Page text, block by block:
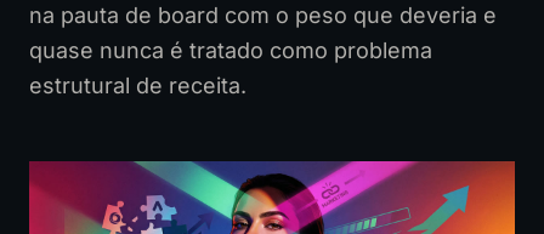
na pauta de board com o peso que deveria e
quase nunca é tratado como problema
estrutural de receita.